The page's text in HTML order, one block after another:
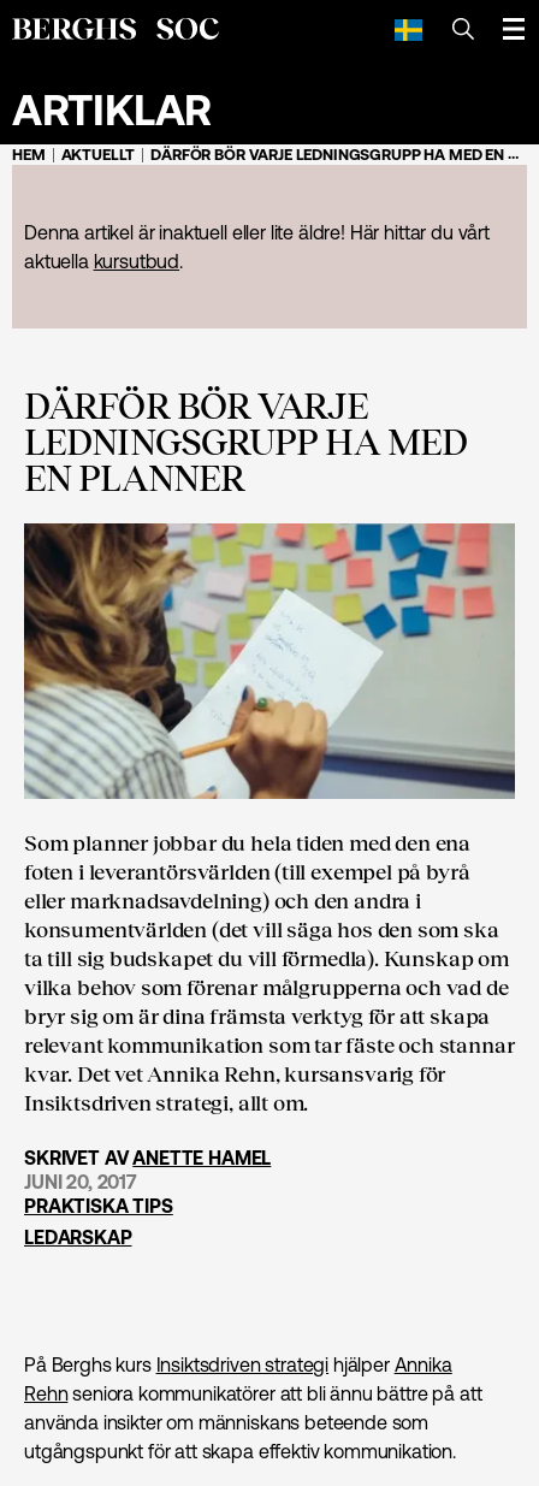
SÖK
ARTIKLAR
HEM AKTUELLT DÄRFÖR BÖR VARJE LEDNINGSGRUPP HA MED EN PLANNER
Denna artikel är inaktuell eller lite äldre! Här hittar du vårt
aktuella kursutbud.
DÄRFÖR BÖR VARJE
LEDNINGSGRUPP HA MED
EN PLANNER
Som planner jobbar du hela tiden med den ena
foten i leverantörsvärlden (till exempel på byrå
eller marknadsavdelning) och den andra i
konsumentvärlden (det vill säga hos den som ska
ta till sig budskapet du vill förmedla). Kunskap om
vilka behov som förenar målgrupperna och vad de
bryr sig om är dina främsta verktyg för att skapa
relevant kommunikation som tar fäste och stannar
kvar. Det vet Annika Rehn, kursansvarig för
Insiktsdriven strategi, allt om.
SKRIVET AVANETTE HAMEL
JUNI 20, 2017
PRAKTISKA TIPS
LEDARSKAP
På Berghs kurs Insiktsdriven strategi hjälper Annika
Rehnseniora kommunikatörer att bli ännu bättre på att
använda insikter om människans beteende som
utgångspunkt för att skapa effektiv kommunikation.